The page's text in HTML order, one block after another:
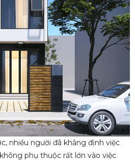
nhiều người đã khẳng định việc
phụ thuộc rất lớn vào việc